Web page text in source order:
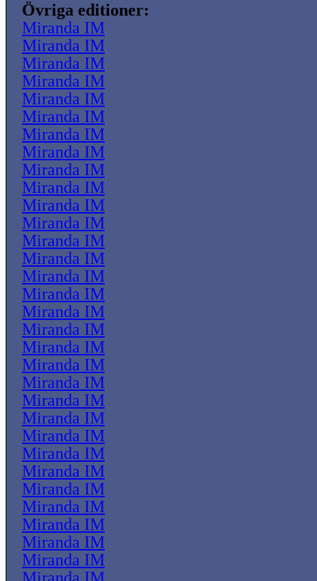
Övriga editioner:
Miranda IM
Miranda IM
Miranda IM
Miranda IM
Miranda IM
Miranda IM
Miranda IM
Miranda IM
Miranda IM
Miranda IM
Miranda IM
Miranda IM
Miranda IM
Miranda IM
Miranda IM
Miranda IM
Miranda IM
Miranda IM
Miranda IM
Miranda IM
Miranda IM
Miranda IM
Miranda IM
Miranda IM
Miranda IM
Miranda IM
Miranda IM
Miranda IM
Miranda IM
Miranda IM
Miranda IM